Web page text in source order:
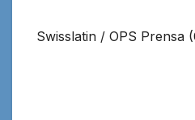
Swisslatin / OPS Prensa